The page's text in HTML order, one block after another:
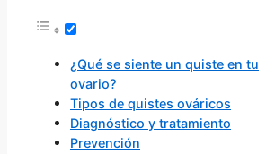
¿Qué se siente un quiste en tu
ovario?
Tipos de quistes ováricos
Diagnóstico y tratamiento
Prevención